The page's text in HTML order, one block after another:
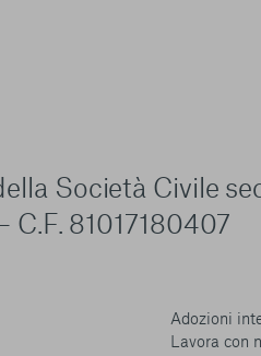
Società Civile
81017180407
Adozioni
Lavora con